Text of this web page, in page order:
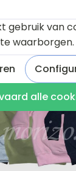
in de
68, 74, 80,
katoen
gebruik van
waarborgen.
alle